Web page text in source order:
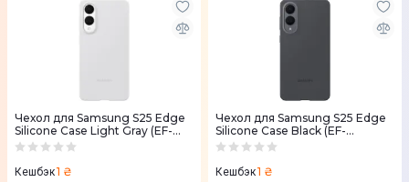
Чехол для Samsung S25 Edge
Silicone Case Light Gray (EF-
PS937CJEGWW)
Кешбэк1 ₴
Чехол для Samsung S25 Edge
Silicone Case Black (EF-
PS937CBEGWW)
Кешбэк1 ₴